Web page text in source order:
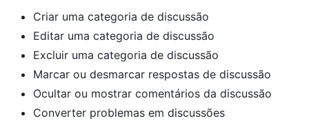
Criar uma categoria de discussão
Editar uma categoria de discussão
Excluir uma categoria de discussão
Marcar ou desmarcar respostas de discussão
Ocultar ou mostrar comentários da discussão
Converter problemas em discussões